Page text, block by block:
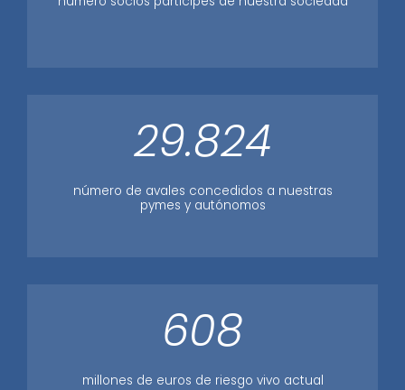
29.824
número de avales concedidos a nuestras
pymes y autónomos
608
millones de euros de riesgo vivo actual